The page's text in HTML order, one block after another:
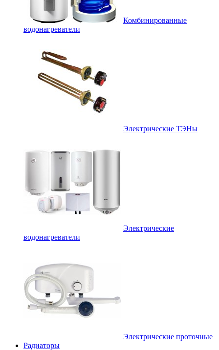
Комбинированные
водонагреватели
Электрические ТЭНы
Электрические
водонагреватели
Электрические проточные
Радиаторы